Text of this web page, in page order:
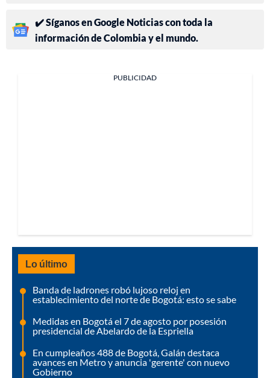
✔️ Síganos en Google Noticias con toda la
información de Colombia y el mundo.
PUBLICIDAD
Lo último
Banda de ladrones robó lujoso reloj en
establecimiento del norte de Bogotá: esto se sabe
Medidas en Bogotá el 7 de agosto por posesión
presidencial de Abelardo de la Espriella
En cumpleaños 488 de Bogotá, Galán destaca
avances en Metro y anuncia 'gerente' con nuevo
Gobierno